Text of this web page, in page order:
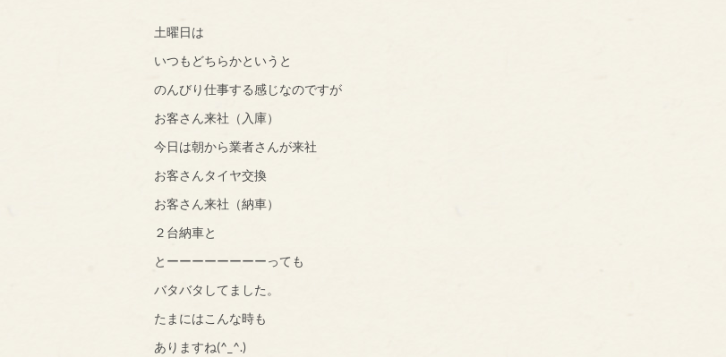
土曜日は
いつもどちらかというと
のんびり仕事する感じなのですが
お客さん来社（入庫）
今日は朝から業者さんが来社
お客さんタイヤ交換
お客さん来社（納車）
２台納車と
とーーーーーーーーっても
バタバタしてました。
たまにはこんな時も
ありますね(^_^.)